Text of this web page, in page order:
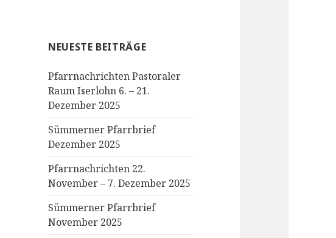
NEUESTE BEITRÄGE
Pfarrnachrichten Pastoraler
Raum Iserlohn 6. – 21.
Dezember 2025
Sümmerner Pfarrbrief
Dezember 2025
Pfarrnachrichten 22.
November – 7. Dezember 2025
Sümmerner Pfarrbrief
November 2025